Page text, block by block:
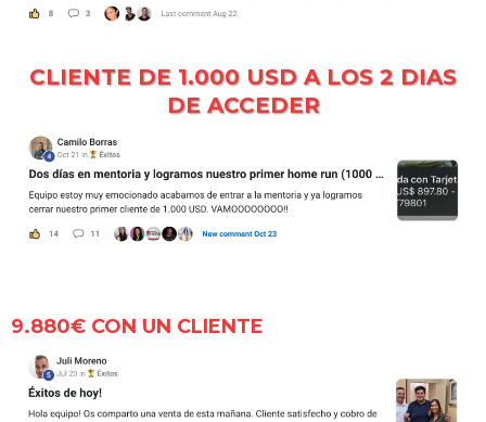
CLIENTE DE 1.000 USD A LOS 2 DIAS
DE ACCEDER
9.880€ CON UN CLIENTE